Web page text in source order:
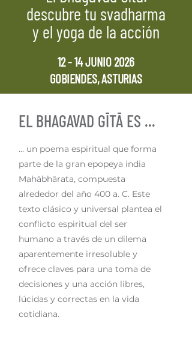
descubre tu svadharma
y el yoga de la acción
12 - 14 JUNIO 2026
GOBIENDES, ASTURIAS
EL BHAGAVAD GĪTĀ ES ...
... un poema espiritual que forma
parte de la gran epopeya india
Mahābhārata, compuesta
alrededor del año 400 a. C. Este
texto clásico y universal plantea el
conflicto espiritual del ser
humano a través de un dilema
aparentemente irresoluble y
ofrece claves para una toma de
decisiones y una acción libres,
lúcidas y correctas en la vida
cotidiana.